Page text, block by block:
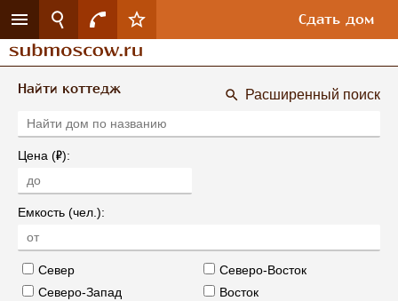
Сдать дом
Расширенный поиск
Найти коттедж
Цена (Р):
Емкость (чел.):
Север
Северо-Восток
Северо-Запад
Восток